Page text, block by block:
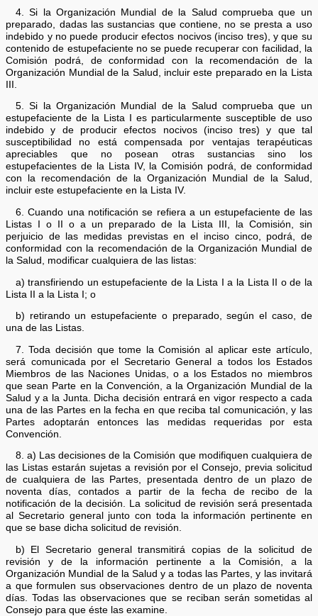
4. Si la Organización Mundial de la Salud comprueba que un
preparado, dadas las sustancias que contiene, no se presta a uso
indebido y no puede producir efectos nocivos (inciso tres), y que su
contenido de estupefaciente no se puede recuperar con facilidad, la
Comisión podrá, de conformidad con la recomendación de la
Organización Mundial de la Salud, incluir este preparado en la Lista
5. Si la Organización Mundial de la Salud comprueba que un
estupefaciente de la Lista I es particularmente susceptible de uso
indebido y de producir efectos nocivos (inciso tres) y que tal
susceptibilidad no está compensada por ventajas terapéuticas
apreciables que no posean otras sustancias sino los
estupefacientes de la Lista IV, la Comisión podrá, de conformidad
con la recomendación de la Organización Mundial de la Salud,
incluir este estupefaciente en la Lista IV.
6. Cuando una notificación se refiera a un estupefaciente de las
Listas I o II o a un preparado de la Lista III, la Comisión, sin
perjuicio de las medidas previstas en el inciso cinco, podrá, de
conformidad con la recomendación de la Organización Mundial de
la Salud, modificar cualquiera de las listas:
a) transfiriendo un estupefaciente de la Lista I a la Lista II o de la
Lista II a la Lista I; o
b) retirando un estupefaciente o preparado, según el caso, de
una de las Listas.
7. Toda decisión que tome la Comisión al aplicar este artículo,
será comunicada por el Secretario General a todos los Estados
Miembros de las Naciones Unidas, o a los Estados no miembros
que sean Parte en la Convención, a la Organización Mundial de la
Salud y a la Junta. Dicha decisión entrará en vigor respecto a cada
una de las Partes en la fecha en que reciba tal comunicación, y las
Partes adoptarán entonces las medidas requeridas por esta
Convención.
8. a) Las decisiones de la Comisión que modifiquen cualquiera de
las Listas estarán sujetas a revisión por el Consejo, previa solicitud
de cualquiera de las Partes, presentada dentro de un plazo de
noventa días, contados a partir de la fecha de recibo de la
notificación de la decisión. La solicitud de revisión será presentada
al Secretario general junto con toda la información pertinente en
que se base dicha solicitud de revisión.
b) El Secretario general transmitirá copias de la solicitud de
revisión y de la información pertinente a la Comisión, a la
Organización Mundial de la Salud y a todas las Partes, y las invitará
a que formulen sus observaciones dentro de un plazo de noventa
días. Todas las observaciones que se reciban serán sometidas al
Consejo para que éste las examine.